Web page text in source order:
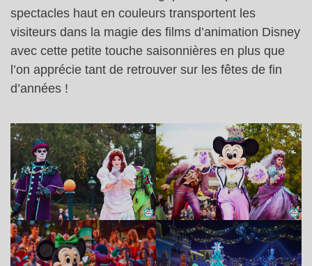
spectacles haut en couleurs transportent les
visiteurs dans la magie des films d’animation Disney
avec cette petite touche saisonnières en plus que
l’on apprécie tant de retrouver sur les fêtes de fin
d’années !